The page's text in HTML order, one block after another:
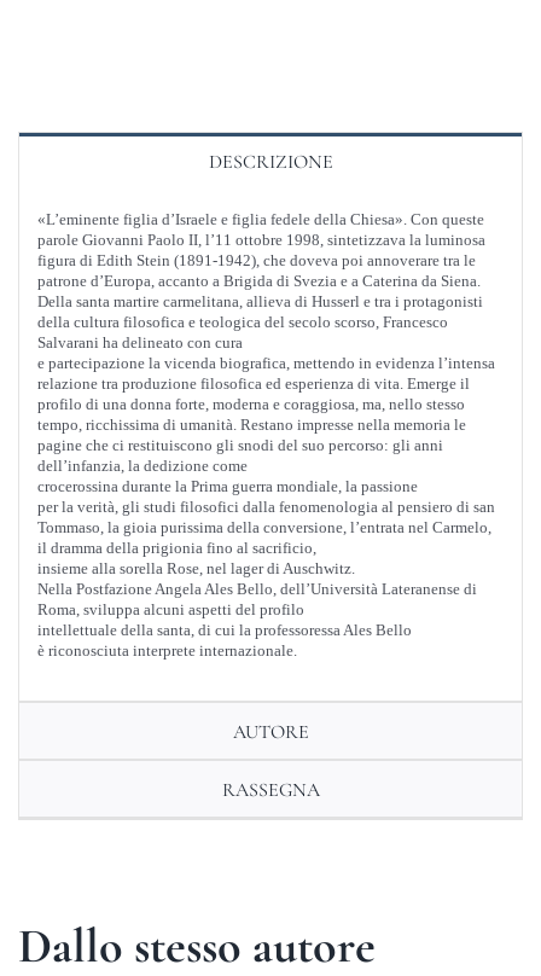
DESCRIZIONE
«L’eminente figlia d’Israele e figlia fedele della Chiesa». Con queste
parole Giovanni Paolo II, l’11 ottobre 1998, sintetizzava la luminosa
figura di Edith Stein (1891-1942), che doveva poi annoverare tra le
patrone d’Europa, accanto a Brigida di Svezia e a Caterina da Siena.
Della santa martire carmelitana, allieva di Husserl e tra i protagonisti
della cultura filosofica e teologica del secolo scorso, Francesco
Salvarani ha delineato con cura
e partecipazione la vicenda biografica, mettendo in evidenza l’intensa
relazione tra produzione filosofica ed esperienza di vita. Emerge il
profilo di una donna forte, moderna e coraggiosa, ma, nello stesso
tempo, ricchissima di umanità. Restano impresse nella memoria le
pagine che ci restituiscono gli snodi del suo percorso: gli anni
dell’infanzia, la dedizione come
crocerossina durante la Prima guerra mondiale, la passione
per la verità, gli studi filosofici dalla fenomenologia al pensiero di san
Tommaso, la gioia purissima della conversione, l’entrata nel Carmelo,
il dramma della prigionia fino al sacrificio,
insieme alla sorella Rose, nel lager di Auschwitz.
Nella Postfazione Angela Ales Bello, dell’Università Lateranense di
Roma, sviluppa alcuni aspetti del profilo
intellettuale della santa, di cui la professoressa Ales Bello
è riconosciuta interprete internazionale.
AUTORE
RASSEGNA
Dallo stesso autore